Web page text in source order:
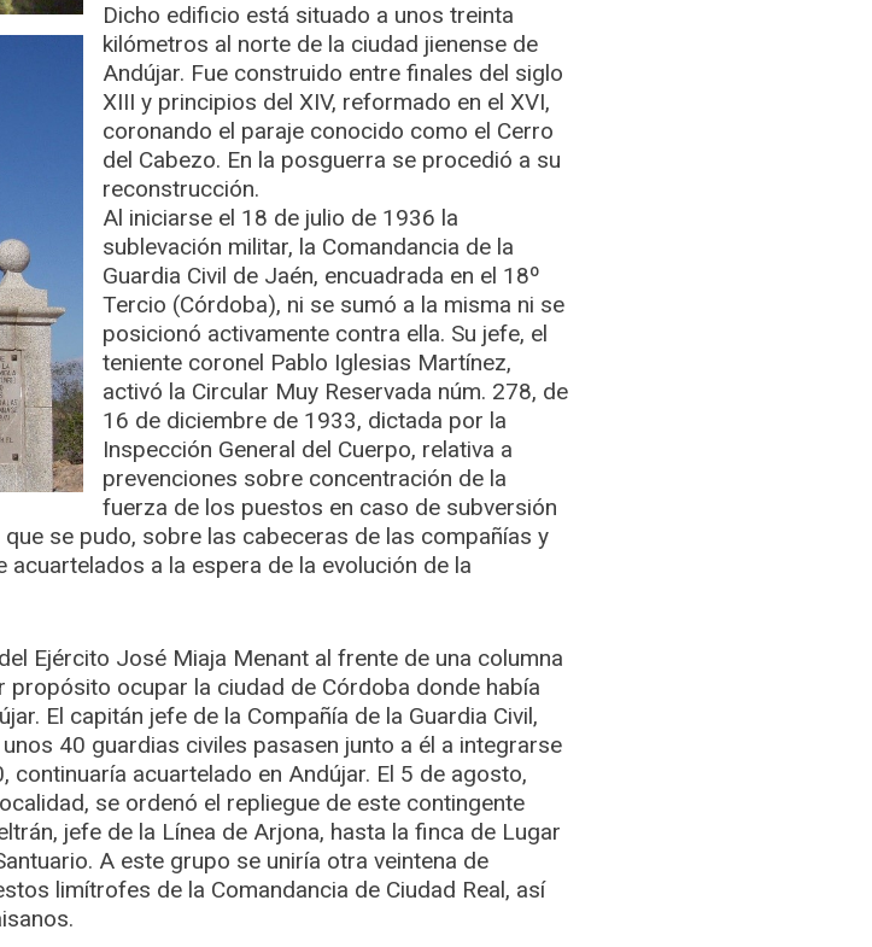
Dicho edificio está situado a unos treinta
kilómetros al norte de la ciudad jienense de
Andújar. Fue construido entre finales del siglo
XIII y principios del XIV, reformado en el XVI,
coronando el paraje conocido como el Cerro
del Cabezo. En la posguerra se procedió a su
reconstrucción.
Al iniciarse el 18 de julio de 1936 la
sublevación militar, la Comandancia de la
Guardia Civil de Jaén, encuadrada en el 18º
Tercio (Córdoba), ni se sumó a la misma ni se
posicionó activamente contra ella. Su jefe, el
teniente coronel Pablo Iglesias Martínez,
activó la Circular Muy Reservada núm. 278, de
16 de diciembre de 1933, dictada por la
Inspección General del Cuerpo, relativa a
prevenciones sobre concentración de la
fuerza de los puestos en caso de subversión
se pudo, sobre las cabeceras de las compañías y
a la espera de la evolución de la
Ejército José Miaja Menant al frente de una columna
propósito ocupar la ciudad de Córdoba donde había
El capitán jefe de la Compañía de la Guardia Civil,
40 guardias civiles pasasen junto a él a integrarse
acuartelado en Andújar. El 5 de agosto,
se ordenó el repliegue de este contingente
jefe de la Línea de Arjona, hasta la finca de Lugar
A este grupo se uniría otra veintena de
limítrofes de la Comandancia de Ciudad Real, así